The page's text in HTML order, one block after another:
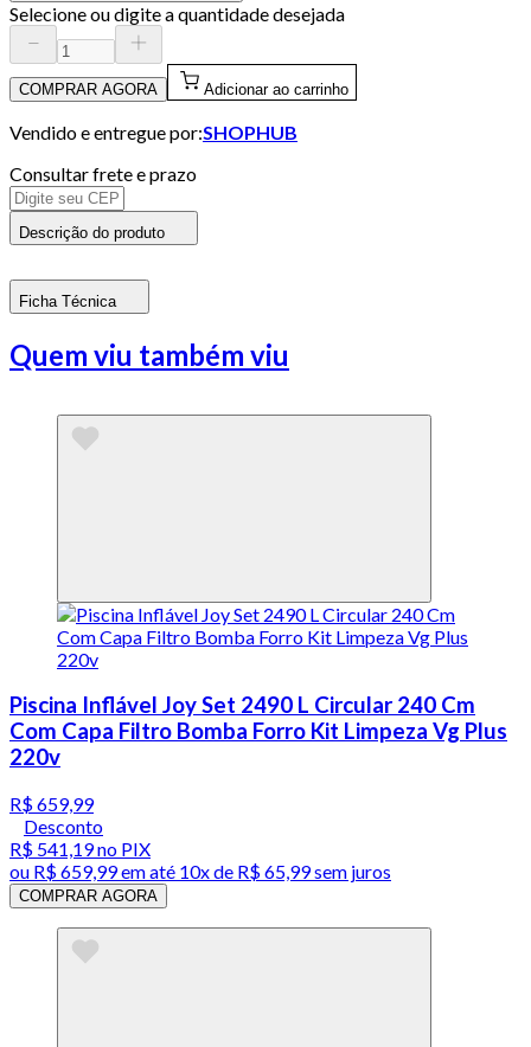
Selecione ou digite a quantidade desejada
COMPRAR AGORA Adicionar ao carrinho
Vendido e entregue por:SHOPHUB
Consultar frete e prazo
Descrição do produto
Ficha Técnica
Quem viu também viu
Piscina Inflável Joy Set 2490 L Circular 240 Cm
Com Capa Filtro Bomba Forro Kit Limpeza Vg Plus
220v
R$ 659,99
Desconto
R$ 541,19no PIX
ou R$ 659,99em até 10x de R$ 65,99 sem juros
COMPRAR AGORA